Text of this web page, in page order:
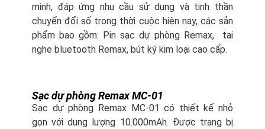
minh, đáp ứng nhu cầu sử dụng và tinh thần
chuyển đổi số trong thời cuộc hiện nay, các sản
phẩm bao gồm: Pin sạc dự phòng Remax, tai
nghe bluetooth Remax, bút ký kim loại cao cấp.
Sạc dự phòng Remax MC-01
Sạc dự phòng Remax MC-01 có thiết kế nhỏ
gọn với dung lượng 10.000mAh. Được trang bị